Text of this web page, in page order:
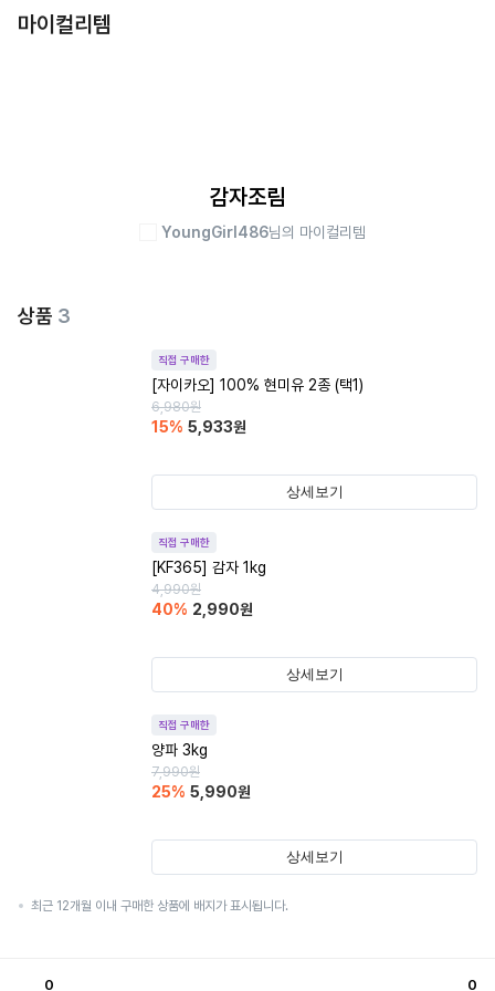
마이컬리템
감자조림
YoungGirl486님의 마이컬리템
상품 3
직접 구매한
[자이카오] 100% 현미유 2종 (택1)
6,980원
15% 5,933원
상세보기
직접 구매한
[KF365] 감자 1kg
4,990원
40% 2,990원
상세보기
직접 구매한
양파 3kg
7,990원
25% 5,990원
상세보기
최근 12개월 이내 구매한 상품에 배지가 표시됩니다.
0 0